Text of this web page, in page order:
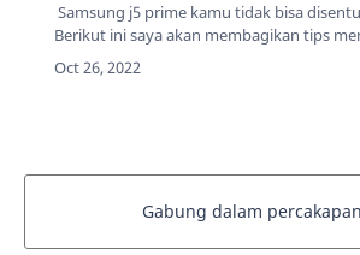
Samsung j5 prime kamu tidak bisa
Berikut ini saya akan membagikan tips
Samsung yang layarnya tidak bisa disentuh
secara tiba-tiba.Di sini saya kebetulan a…
Gabung dalam